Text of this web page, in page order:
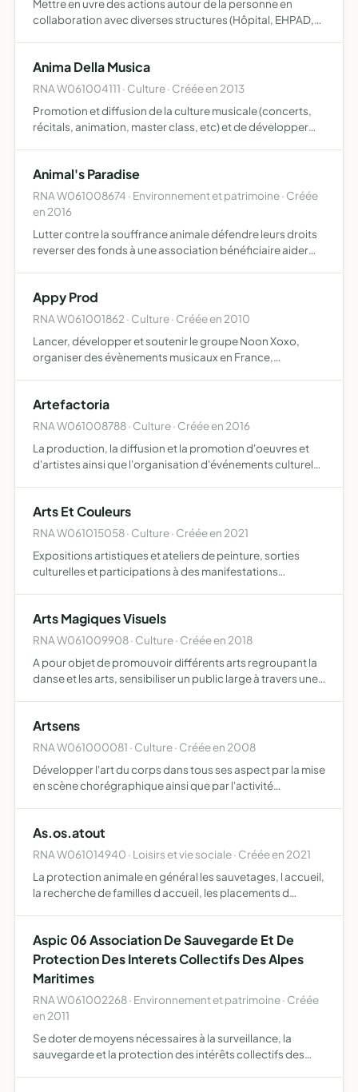
Mettre en uvre des actions autour de la personne en
collaboration avec diverses structures (Hôpital, EHPAD,
co…
Anima Della Musica
RNA W061004111 · Culture · Créée en 2013
Promotion et diffusion de la culture musicale (concerts,
récitals, animation, master class, etc) et de développer
Animal's Paradise
RNA W061008674 · Environnement et patrimoine · Créée
en 2016
Lutter contre la souffrance animale défendre leurs droits
reverser des fonds à une association bénéficiaire aider
Appy Prod
RNA W061001862 · Culture · Créée en 2010
Lancer, développer et soutenir le groupe Noon Xoxo,
organiser des évènements musicaux en France,
Artefactoria
RNA W061008788 · Culture · Créée en 2016
La production, la diffusion et la promotion d'oeuvres et
d'artistes ainsi que l'organisation d'événements culturels
Arts Et Couleurs
RNA W061015058 · Culture · Créée en 2021
Expositions artistiques et ateliers de peinture, sorties
culturelles et participations à des manifestations
Arts Magiques Visuels
RNA W061009908 · Culture · Créée en 2018
A pour objet de promouvoir différents arts regroupant la
danse et les arts, sensibiliser un public large à travers une
Artsens
RNA W061000081 · Culture · Créée en 2008
Développer l'art du corps dans tous ses aspect par la mise
en scène chorégraphique ainsi que par l'activité
As.os.atout
RNA W061014940 · Loisirs et vie sociale · Créée en 2021
La protection animale en général les sauvetages, l accueil,
la recherche de familles d accueil, les placements d
Aspic 06 Association De Sauvegarde Et De
Protection Des Interets Collectifs Des Alpes
Maritimes
RNA W061002268 · Environnement et patrimoine · Créée
en 2011
Se doter de moyens nécessaires à la surveillance, la
sauvegarde et la protection des intérêts collectifs des